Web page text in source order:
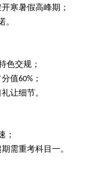
寒暑假高峰期；
。
色交规；
值60%；
让细节。
；
需重考科目一。